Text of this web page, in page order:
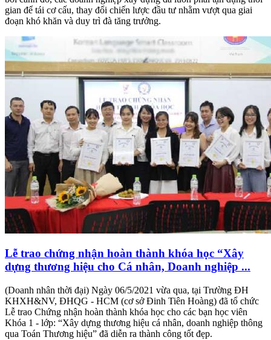
gian để tái cơ cấu, thay đổi chiến lược đầu tư nhằm vượt qua giai
đoạn khó khăn và duy trì đà tăng trưởng.
Lễ trao chứng nhận hoàn thành khóa học “Xây
dựng thương hiệu cho Cá nhân, Doanh nghiệp ...
(Doanh nhân thời đại) Ngày 06/5/2021 vừa qua, tại Trường ĐH
KHXH&NV, ĐHQG - HCM (cơ sở Đinh Tiên Hoàng) đã tổ chức
Lễ trao Chứng nhận hoàn thành khóa học cho các bạn học viên
Khóa 1 - lớp: “Xây dựng thương hiệu cá nhân, doanh nghiệp thông
qua Toán Thương hiệu” đã diễn ra thành công tốt đẹp.